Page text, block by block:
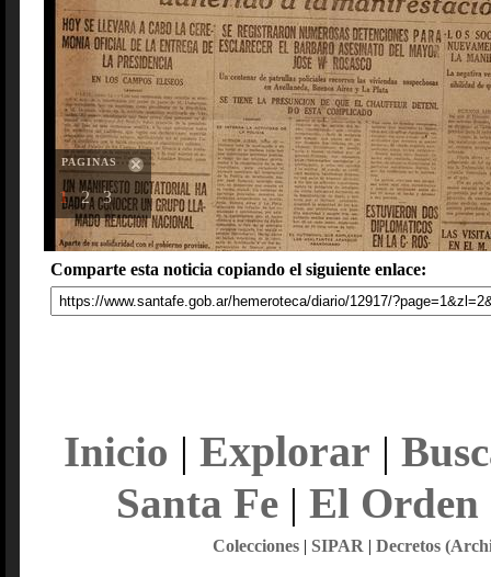
PAGINAS
1 2 3
Comparte esta noticia copiando el siguiente enlace:
Inicio | Explorar |
Santa Fe| El Orden
Colecciones| SIPAR | Decretos